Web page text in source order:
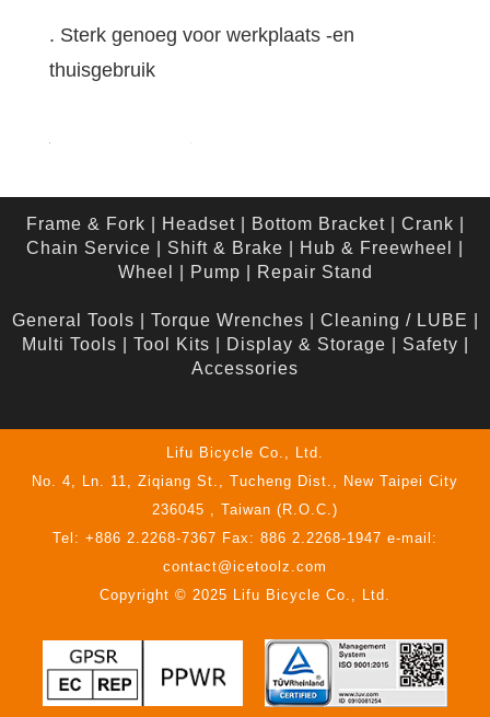
. Sterk genoeg voor werkplaats -en
thuisgebruik
Frame & Fork Headset| Bottom Bracket| Crank
Chain Service
Shift & Brake Hub & Freewheel
Wheel
Pump Repair Stand
General Tools Torque Wrenches Cleaning / LUBE
Multi Tools
Tool Kits Display & Storage Safety
Accessories
Lifu Bicycle Co., Ltd.
No. 4, Ln. 11, Ziqiang St., Tucheng Dist., New Taipei City
236045 , Taiwan (R.O.C.)
Tel: +886 2.2268-7367 Fax: 886 2.2268-1947 e-mail:
contact@icetoolz.com
Copyright © 2025 Lifu Bicycle Co., Ltd.